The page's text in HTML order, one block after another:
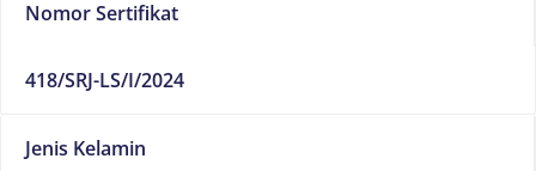
Nomor Sertifikat
418/SRJ-LS/I/2024
Jenis Kelamin